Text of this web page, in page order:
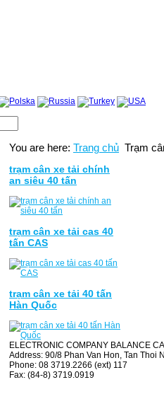
You are here: Trang chủ Trạm
trạm cân xe tải chính
an siêu 40 tấn
trạm cân xe tải cas 40
tấn CAS
trạm cân xe tải 40 tấn
Hàn Quốc
ELECTRONIC COMPANY BALANCE
Address: 90/8 Phan Van Hon, Tan Thoi
Phone: 08 3719.2266 (ext) 117
Fax: (84-8) 3719.0919